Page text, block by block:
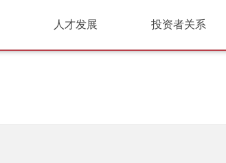
人才发展 投资者关系